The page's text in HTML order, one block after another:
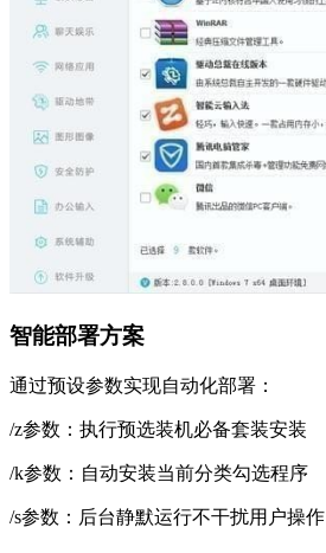
智能部署方案
通过预设参数实现自动化部署：
/z参数：执行预选装机必备套装安装
/k参数：自动安装当前分类勾选程序
/s参数：后台静默运行不干扰用户操作